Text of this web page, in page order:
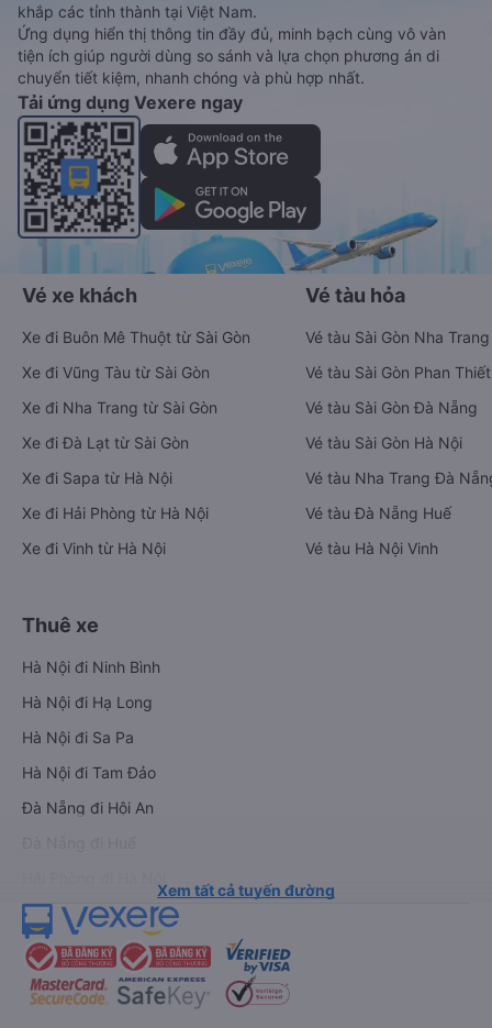
khắp các tỉnh thành tại Việt Nam.
Ứng dụng hiển thị thông tin đầy đủ, minh bạch cùng vô vàn
tiện ích giúp người dùng so sánh và lựa chọn phương án di
chuyển tiết kiệm, nhanh chóng và phù hợp nhất.
Tải ứng dụng Vexere ngay
Vé xe khách
Xe đi Buôn Mê Thuột từ Sài Gòn
Xe đi Vũng Tàu từ Sài Gòn
Xe đi Nha Trang từ Sài Gòn
Xe đi Đà Lạt từ Sài Gòn
Xe đi Sapa từ Hà Nội
Xe đi Hải Phòng từ Hà Nội
Xe đi Vinh từ Hà Nội
Vé tàu hỏa
Vé tàu Sài Gòn Nha Trang
Vé tàu Sài Gòn Phan Thiết
Vé tàu Sài Gòn Đà Nẵng
Vé tàu Sài Gòn Hà Nội
Vé tàu Nha Trang Đà
Vé tàu Đà Nẵng Huế
Vé tàu Hà Nội Vinh
Thuê xe
Hà Nội đi Ninh Bình
Hà Nội đi Hạ Long
Hà Nội đi Sa Pa
Hà Nội đi Tam Đảo
Đà Nẵng đi Hội An
Xem tất cả tuyến đường